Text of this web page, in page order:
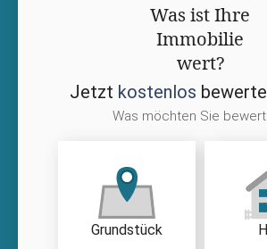
Was ist Ihre
Immobilie
wert?
Jetzt kostenlos
Was möchten Sie
Grundstück